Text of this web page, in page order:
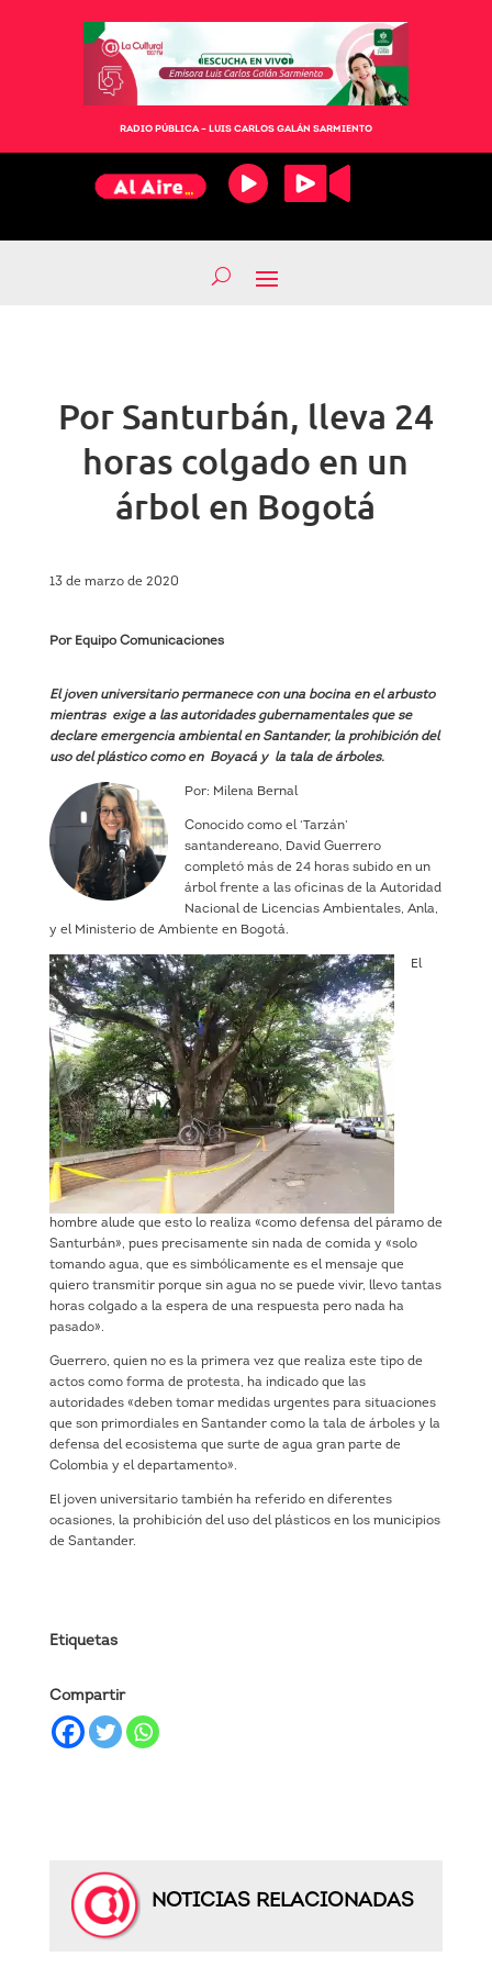
RADIO PÚBLICA – LUIS CARLOS GALÁN SARMIENTO
Por Santurbán, lleva 24
horas colgado en un
árbol en Bogotá
13 de marzo de 2020
Por Equipo Comunicaciones
El joven universitario permanece con una bocina en el arbusto
mientras exige a las autoridades gubernamentales que se
declare emergencia ambiental en Santander, la prohibición del
uso del plástico como en Boyacá y la tala de árboles.
Por: Milena Bernal
Conocido como el ‘Tarzán’
santandereano, David Guerrero
completó más de 24 horas subido en un
árbol frente a las oficinas de la Autoridad
Nacional de Licencias Ambientales, Anla,
y el Ministerio de Ambiente en Bogotá.
El
hombre alude que esto lo realiza «como defensa del páramo de
Santurbán», pues precisamente sin nada de comida y «solo
tomando agua, que es simbólicamente es el mensaje que
quiero transmitir porque sin agua no se puede vivir, llevo tantas
horas colgado a la espera de una respuesta pero nada ha
pasado».
Guerrero, quien no es la primera vez que realiza este tipo de
actos como forma de protesta, ha indicado que las
autoridades «deben tomar medidas urgentes para situaciones
que son primordiales en Santander como la tala de árboles y la
defensa del ecosistema que surte de agua gran parte de
Colombia y el departamento».
El joven universitario también ha referido en diferentes
ocasiones, la prohibición del uso del plásticos en los municipios
de Santander.
Etiquetas
Compartir
NOTICIAS RELACIONADAS